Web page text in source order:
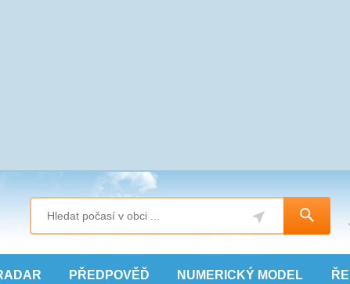
PŘEDPOVĚĎ NUMERICKÝ MODEL